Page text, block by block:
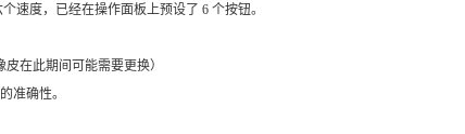
速度，已经在操作面板上预设了 6 个按钮。
皮在此期间可能需要更换）
准确性。